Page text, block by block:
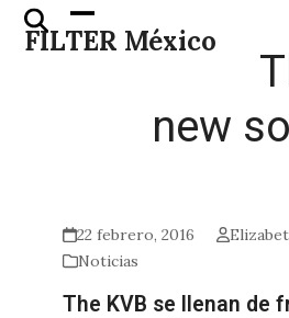
Skip
FILTER México
Open
mobile
Close
mobile
new
22 febrero, 2016
Noticias
The KVB se llenan de